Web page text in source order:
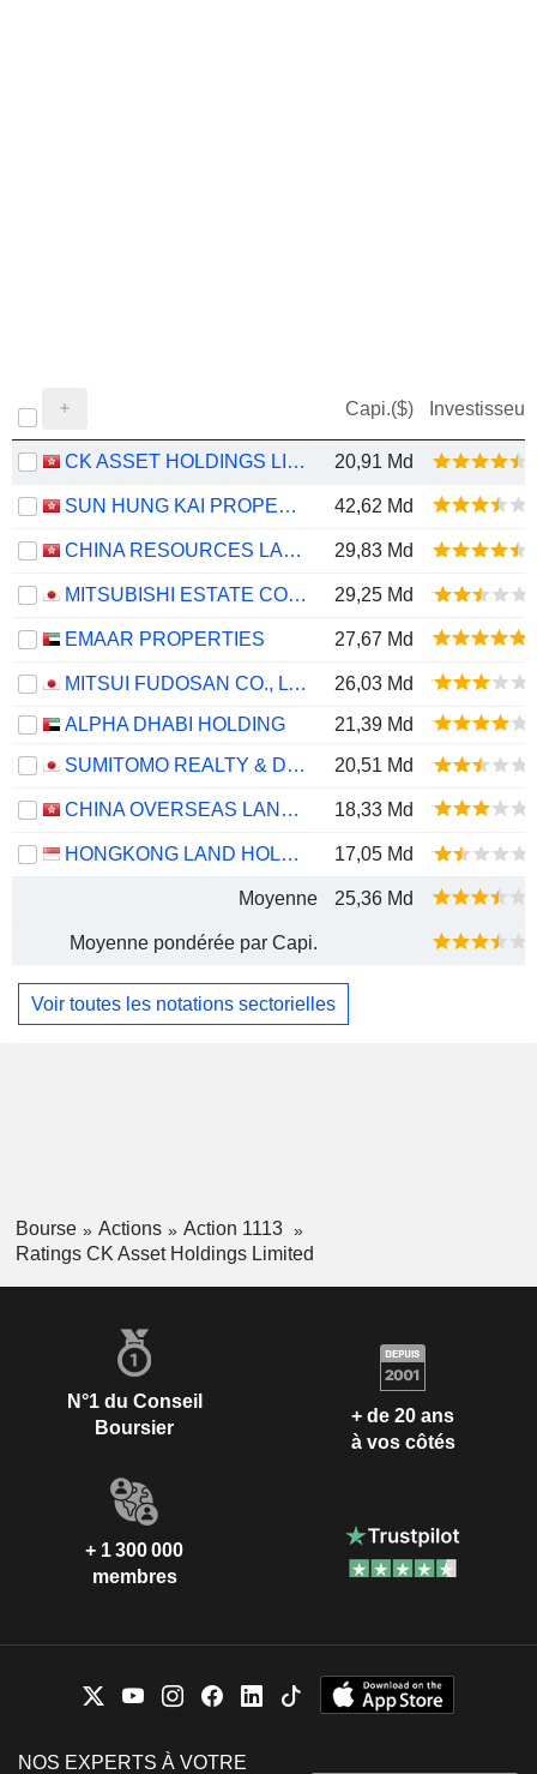
Capi.($) Investisseur
CK ASSET HOLDINGS LIMITED 20,91 Md
SUN HUNG KAI PROPERTIES LIMITED 42,62 Md
CHINA RESOURCES LAND LIMITED 29,83 Md
MITSUBISHI ESTATE CO., LTD. 29,25 Md
EMAAR PROPERTIES 27,67 Md
MITSUI FUDOSAN CO., LTD.
26,03 Md
ALPHA DHABI HOLDING
21,39 Md
SUMITOMO REALTY & DEVELOPMENT CO., LTD.
20,51 Md
CHINA OVERSEAS LAND & INVESTMENT LIMITED 18,33 Md
HONGKONG LAND HOLDINGS LIMITED 17,05 Md
Moyenne 25,36 Md
Moyenne pondérée par Capi.
Voir toutes les notations sectorielles
Bourse Actions
Action 1113
Ratings CK Asset Holdings Limited
N°1 du Conseil
Boursier
+ de 20 ans
à vos côtés
+ 1 300 000
membres
NOS EXPERTS À VOTRE